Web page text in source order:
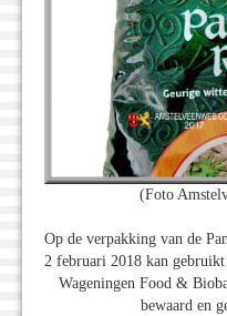
(Foto
Op de verpakking van de
2 februari 2018 kan
Wageningen Food &
bewaard en